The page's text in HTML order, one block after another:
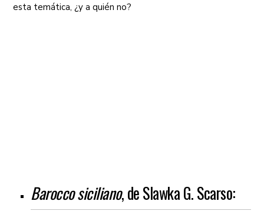
esta temática, ¿y a quién no?
Barocco siciliano, de Slawka G. Scarso: